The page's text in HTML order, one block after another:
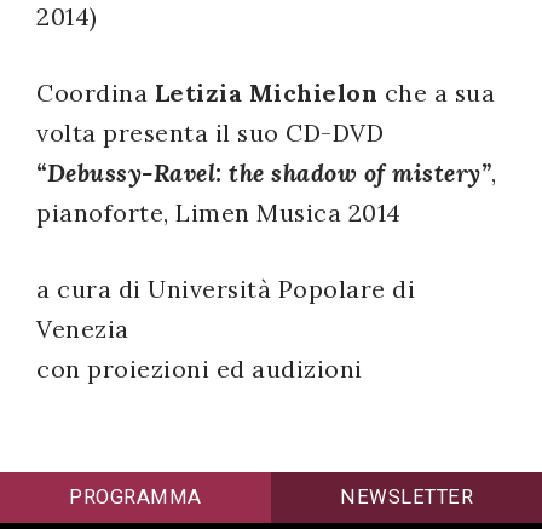
2014)
Coordina Letizia Michielon che a sua
volta presenta il suo CD-DVD
“Debussy-Ravel: the shadow of mistery”,
pianoforte, Limen Musica 2014
a cura di Università Popolare di
Venezia
con proiezioni ed audizioni
Registrazione
successo!
PROGRAMMA NEWSLETTER